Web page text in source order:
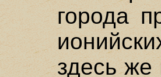
города
здесь же